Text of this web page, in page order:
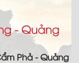
- Quảng
Phả - Quảng